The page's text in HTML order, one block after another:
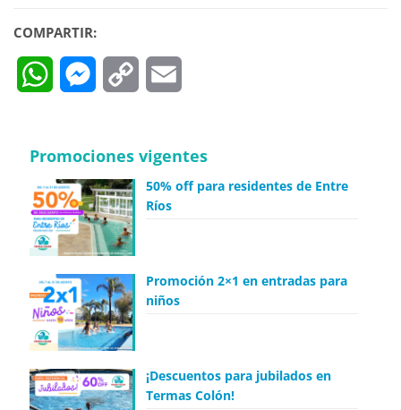
COMPARTIR:
WhatsAppMessenger
Copy
Promociones vigentes
50% off para residentes de Entre
Ríos
Promoción 2×1 en entradas para
niños
¡Descuentos para jubilados en
Termas Colón!